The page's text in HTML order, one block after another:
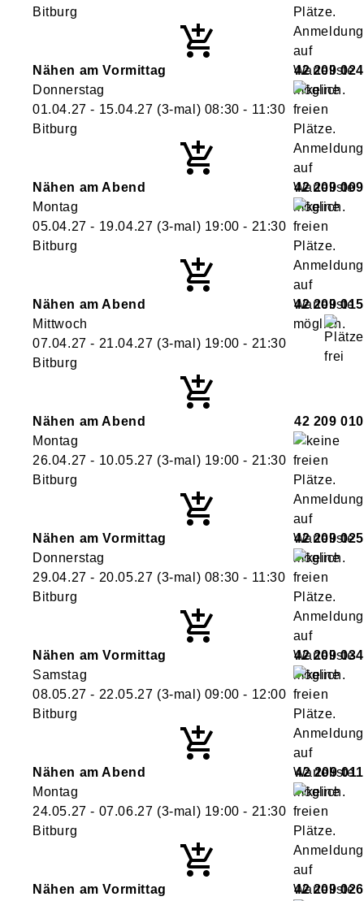
Bitburg
Nähen am Vormittag
42 209 024
Donnerstag
01.04.27 - 15.04.27 (3-mal) 08:30 - 11:30
Bitburg
Nähen am Abend
42 209 009
Montag
05.04.27 - 19.04.27 (3-mal) 19:00 - 21:30
Bitburg
Nähen am Abend
42 209 015
Mittwoch
07.04.27 - 21.04.27 (3-mal) 19:00 - 21:30
Bitburg
Nähen am Abend
42 209 010
Montag
26.04.27 - 10.05.27 (3-mal) 19:00 - 21:30
Bitburg
Nähen am Vormittag
42 209 025
Donnerstag
29.04.27 - 20.05.27 (3-mal) 08:30 - 11:30
Bitburg
Nähen am Vormittag
42 209 034
Samstag
08.05.27 - 22.05.27 (3-mal) 09:00 - 12:00
Bitburg
Nähen am Abend
42 209 011
Montag
24.05.27 - 07.06.27 (3-mal) 19:00 - 21:30
Bitburg
Nähen am Vormittag
42 209 026